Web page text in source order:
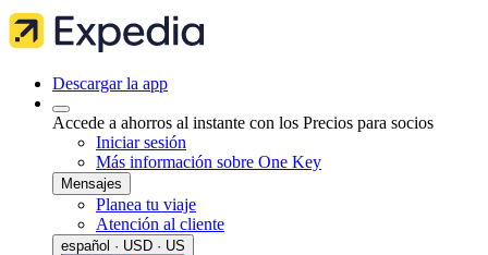
Descargar la app
Accede a ahorros al instante con los Precios para socios
Iniciar sesión
Más información sobre One Key
Mensajes
Planea tu viaje
Atención al cliente
español · USD · US